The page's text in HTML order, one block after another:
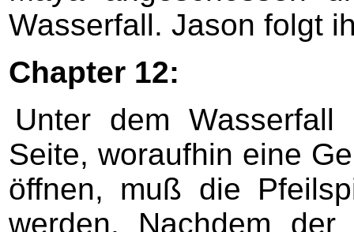
Wasserfall. Jason folgt
Chapter 12:
Unter dem
Seite, woraufhin eine
öffnen, muß die
werden. Nachdem der